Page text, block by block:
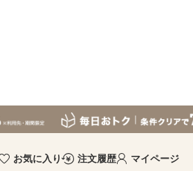
お気に入り 注文履歴 マイページ